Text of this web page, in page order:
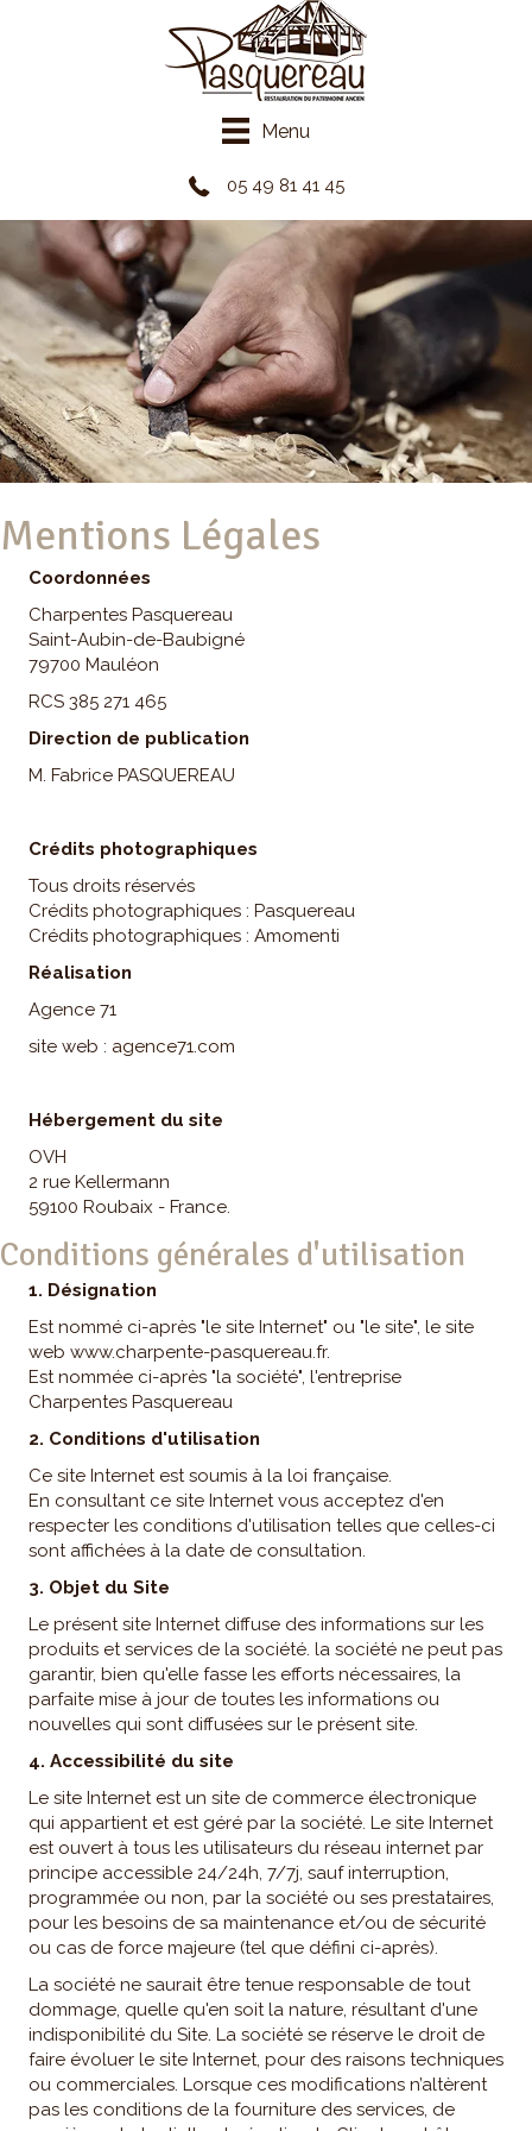
Menu
05 49 81 41 45
Mentions Légales
Coordonnées
Charpentes Pasquereau
Saint-Aubin-de-Baubigné
79700 Mauléon
RCS 385 271 465
Direction de publication
M. Fabrice PASQUEREAU
Crédits photographiques
Tous droits réservés
Crédits photographiques : Pasquereau
Crédits photographiques : Amomenti
Réalisation
Agence 71
site web : agence71.com
Hébergement du site
OVH
2 rue Kellermann
59100 Roubaix - France.
Conditions générales d'utilisation
1. Désignation
Est nommé ci-après "le site Internet" ou "le site", le site
web www.charpente-pasquereau.fr.
Est nommée ci-après "la société", l'entreprise
Charpentes Pasquereau
2. Conditions d'utilisation
Ce site Internet est soumis à la loi française.
En consultant ce site Internet vous acceptez d'en
respecter les conditions d'utilisation telles que celles-ci
sont affichées à la date de consultation.
3. Objet du Site
Le présent site Internet diffuse des informations sur les
produits et services de la société. la société ne peut pas
garantir, bien qu'elle fasse les efforts nécessaires, la
parfaite mise à jour de toutes les informations ou
nouvelles qui sont diffusées sur le présent site.
4. Accessibilité du site
Le site Internet est un site de commerce électronique
qui appartient et est géré par la société. Le site Internet
est ouvert à tous les utilisateurs du réseau internet par
principe accessible 24/24h, 7/7j, sauf interruption,
programmée ou non, par la société ou ses prestataires,
pour les besoins de sa maintenance et/ou de sécurité
ou cas de force majeure (tel que défini ci-après).
La société ne saurait être tenue responsable de tout
dommage, quelle qu'en soit la nature, résultant d'une
indisponibilité du Site. La société se réserve le droit de
faire évoluer le site Internet, pour des raisons techniques
ou commerciales. Lorsque ces modifications n’altèrent
pas les conditions de la fourniture des services, de
Panneau de gestion des cookies